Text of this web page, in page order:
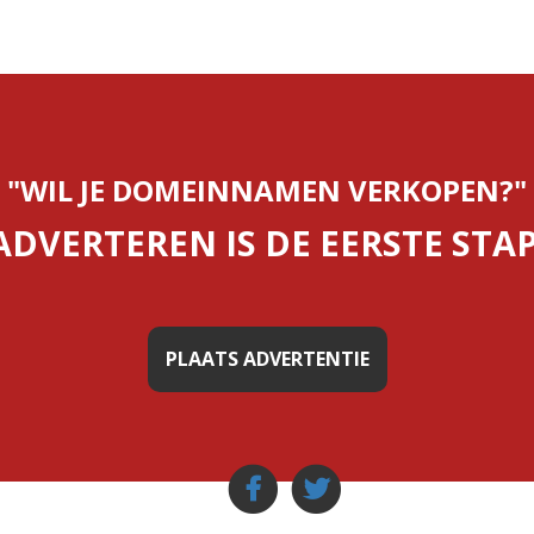
"WIL JE DOMEINNAMEN VERKOPEN?"
IS DE EERSTE
PLAATS ADVERTENTIE